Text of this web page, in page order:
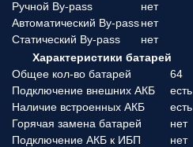
Ручной By-pass
нет
Автоматический By-passнет
Статический By-pass
нет
Характеристики батарей
Общее кол-во батарей
64
Подключение внешних АКБ
есть
Наличие встроенных АКБ
есть
Горячая замена батарей
нет
Подключение АКБ к ИБП
нет